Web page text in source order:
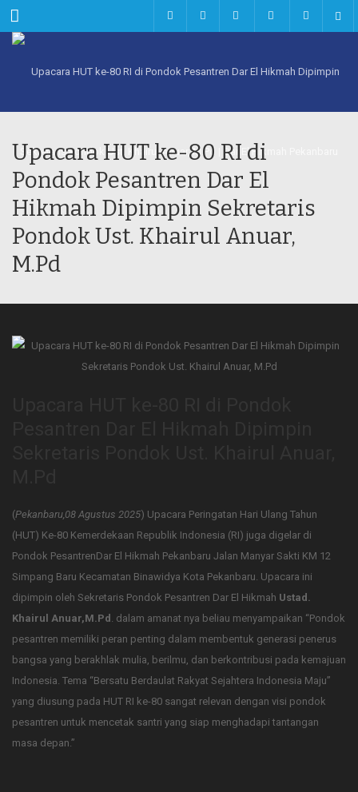
Menu
Upacara HUT ke-80 RI di
Pondok Pesantren Dar El
Hikmah Dipimpin Sekretaris
Pondok Ust. Khairul Anuar,
M.Pd
(Pekanbaru,08 Agustus 2025) Upacara Peringatan Hari Ulang Tahun
(HUT) Ke-80 Kemerdekaan Republik Indonesia (RI) juga digelar di
Pondok PesantrenDar El Hikmah Pekanbaru Jalan Manyar Sakti KM 12
Simpang Baru Kecamatan Binawidya Kota Pekanbaru. Upacara ini
dipimpin oleh Sekretaris Pondok Pesantren Dar El Hikmah Ustad.
Khairul Anuar,M.Pd . dalam amanat nya beliau menyampaikan “Pondok
pesantren memiliki peran penting dalam membentuk generasi penerus
bangsa yang berakhlak mulia, berilmu, dan berkontribusi pada kemajuan
Indonesia. Tema “Bersatu Berdaulat Rakyat Sejahtera Indonesia Maju”
yang diusung pada HUT RI ke-80 sangat relevan dengan visi pondok
pesantren untuk mencetak santri yang siap menghadapi tantangan
masa depan.”